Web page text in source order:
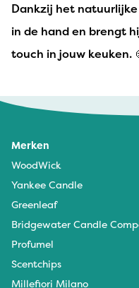
Dankzij het
in de hand en brengt
touch in jouw keuken.
Merken
WoodWick
Yankee Candle
Greenleaf
Bridgewater Candle
Profumel
Scentchips
Millefiori Milano